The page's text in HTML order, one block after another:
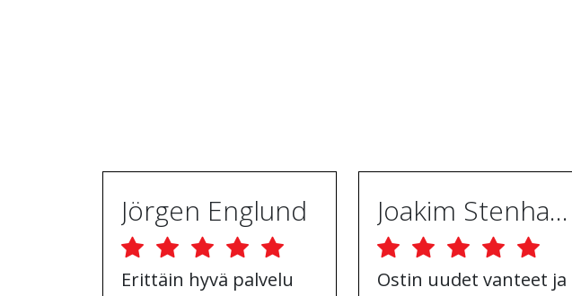
Jörgen Englund
Erittäin hyvä palvelu
Joakim Stenhammar
Ostin uudet vanteet ja